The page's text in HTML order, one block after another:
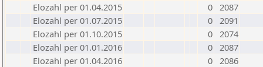
Elozahl per 01.04.2015
0 2087
Elozahl per 01.07.2015
0 2091
Elozahl per 01.10.2015
0 2074
Elozahl per 01.01.2016
0 2087
Elozahl per 01.04.2016
0 2086